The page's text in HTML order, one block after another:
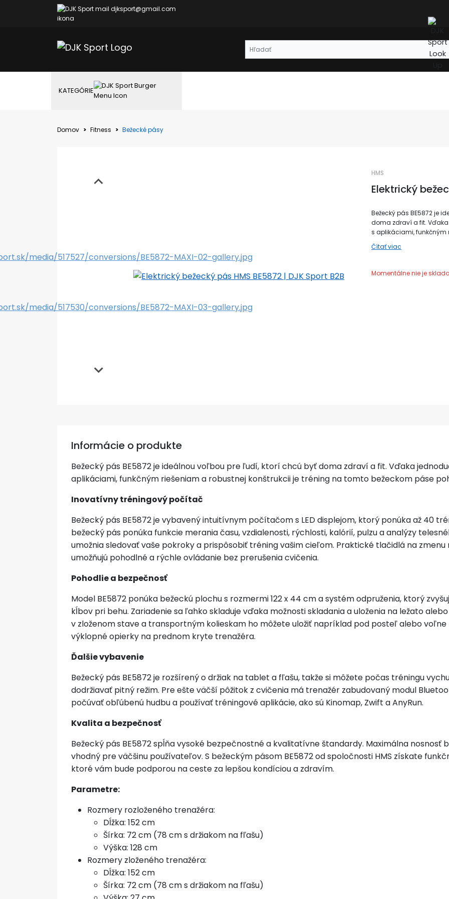
djksport@gmail.com
KATEGÓRIE
Domov Fitness Bežecké pásy
HMS
Elektrický
Bežecký pás BE5872 je
doma zdraví a fit.
s aplikáciami, funkčným
Čítať viac
Momentálne nie je
Informácie o produkte
Bežecký pás BE5872 je ideálnou voľbou pre ľudí, ktorí chcú byť doma zdraví a fit. Vďaka
aplikáciami, funkčným riešeniam a robustnej konštrukcii je tréning na tomto bežeckom páse
Inovatívny tréningový počítač
Bežecký pás BE5872 je vybavený intuitívnym počítačom s LED displejom, ktorý ponúka až 40
bežecký pás ponúka funkcie merania času, vzdialenosti, rýchlosti, kalórií, pulzu a analýzy
umožnia sledovať vaše pokroky a prispôsobiť tréning vašim cieľom. Praktické tlačidlá na
umožňujú pohodlné a rýchle ovládanie bez prerušenia cvičenia.
Pohodlie a bezpečnosť
Model BE5872 ponúka bežeckú plochu s rozmermi 122 x 44 cm a systém odpruženia, ktorý
kĺbov pri behu. Zariadenie sa ľahko skladuje vďaka možnosti skladania a uloženia na ležato
v zloženom stave a transportným kolieskam ho môžete uložiť napríklad pod posteľ alebo
výklopné opierky na prednom kryte trenažéra.
Ďalšie vybavenie
Bežecký pás BE5872 je rozšírený o držiak na tablet a fľašu, takže si môžete počas tréningu
dodržiavať pitný režim. Pre ešte väčší pôžitok z cvičenia má trenažér zabudovaný modul
počúvať obľúbenú hudbu a používať tréningové aplikácie, ako sú Kinomap, Zwift a AnyRun.
Kvalita a bezpečnosť
Bežecký pás BE5872 spĺňa vysoké bezpečnostné a kvalitatívne štandardy. Maximálna nosnosť
vhodný pre väčšinu používateľov. S bežeckým pásom BE5872 od spoločnosti HMS získate
ktoré vám bude podporou na ceste za lepšou kondíciou a zdravím.
Parametre:
Rozmery rozloženého trenažéra:
Dĺžka: 152 cm
Šírka: 72 cm (78 cm s držiakom na fľašu)
Výška: 128 cm
Rozmery zloženého trenažéra:
Dĺžka: 152 cm
Šírka: 72 cm (78 cm s držiakom na fľašu)